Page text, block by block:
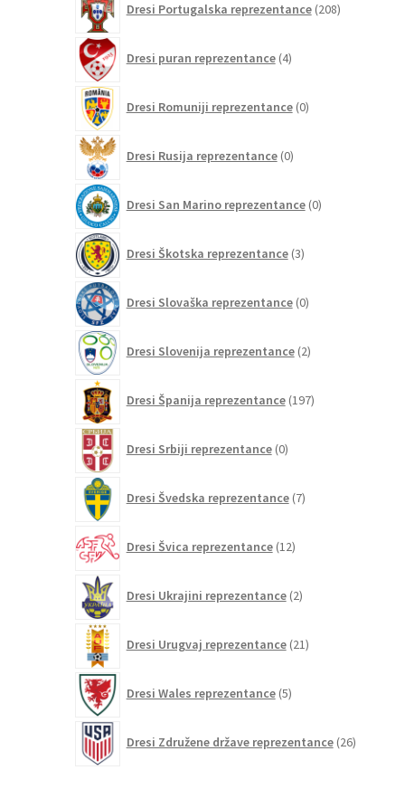
Dresi Portugalska reprezentance 208izdelkov
Dresi puran reprezentance 4izdelki
Dresi Romuniji reprezentance 0izdelkov
Dresi Rusija reprezentance 0izdelkov
Dresi San Marino reprezentance 0izdelkov
Dresi Škotska reprezentance 3izdelki
Dresi Slovaška reprezentance 0izdelkov
Dresi Slovenija reprezentance 2izdelka
Dresi Španija reprezentance 197izdelkov
Dresi Srbiji reprezentance 0izdelkov
Dresi Švedska reprezentance 7izdelkov
Dresi Švica reprezentance 12izdelkov
Dresi Ukrajini reprezentance 2izdelka
Dresi Urugvaj reprezentance 21izdelkov
Dresi Wales reprezentance 5izdelkov
Dresi Združene države reprezentance 26izdelkov